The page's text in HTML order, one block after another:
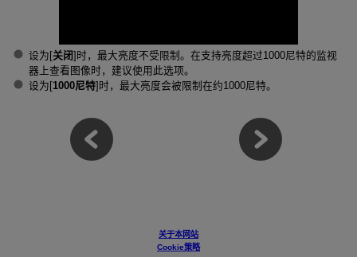
设为[关闭]时，最大亮度不受限制。在支持亮度超过1000尼特的监视
器上查看图像时，建议使用此选项。
设为[1000尼特]时，最大亮度会被限制在约1000尼特。
关于本网站
Cookie策略